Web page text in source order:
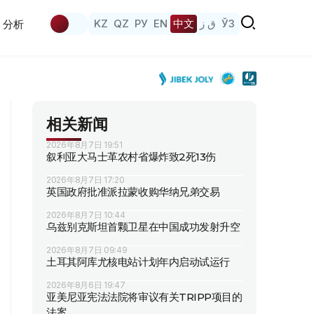
分析 KZ QZ РУ EN 中文 ق ز ЎЗ
相关新闻
2026年8月7日 19:51
叙利亚大马士革农村省爆炸致2死13伤
2026年8月7日 17:20
英国政府批准派拉蒙收购华纳兄弟交易
2026年8月7日 10:44
乌兹别克斯坦首颗卫星在中国成功发射升空
2026年8月7日 09:49
土耳其阿库尤核电站计划年内启动试运行
2026年8月6日 19:47
亚美尼亚宪法法院将审议有关TRIPP项目的